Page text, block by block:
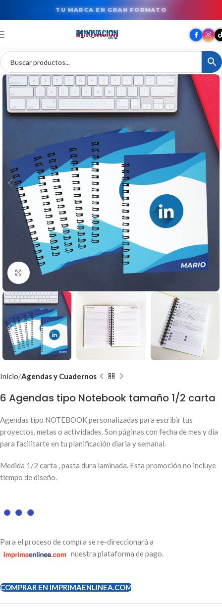
TU MARCA EN GRAN FORMATO
Clic para ampliar
Inicio Agendas y Cuadernos
6 Agendas tipo Notebook tamaño 1/2 carta
Agendas tipo NOTEBOOK personalizadas para escribir tus
proyectos, metas o actividades. Son páginas con fecha de mes y día
para facilitarte en tu planificación diaria y semanal.
Medida 1/2 carta , pasta dura laminada. Esta promoción no incluye
tiempo de diseño.
Para el proceso de compra se re-direccionará a
nuestra plataforma de pago.
COMPRAR EN IMPRIMAENLINEA.COM